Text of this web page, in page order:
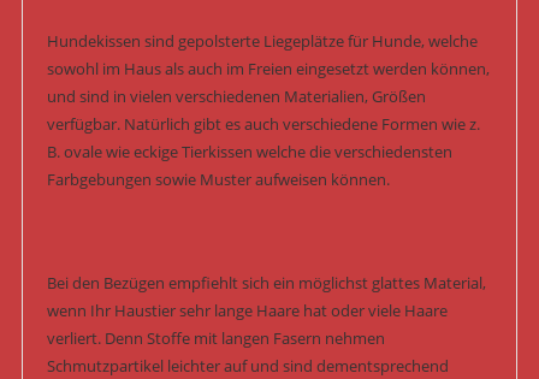
Hundekissen sind gepolsterte Liegeplätze für Hunde, welche
sowohl im Haus als auch im Freien eingesetzt werden können,
und sind in vielen verschiedenen Materialien, Größen
verfügbar. Natürlich gibt es auch verschiedene Formen wie z.
B. ovale wie eckige Tierkissen welche die verschiedensten
Farbgebungen sowie Muster aufweisen können.
Bei den Bezügen empfiehlt sich ein möglichst glattes Material,
wenn Ihr Haustier sehr lange Haare hat oder viele Haare
verliert. Denn Stoffe mit langen Fasern nehmen
Schmutzpartikel leichter auf und sind dementsprechend